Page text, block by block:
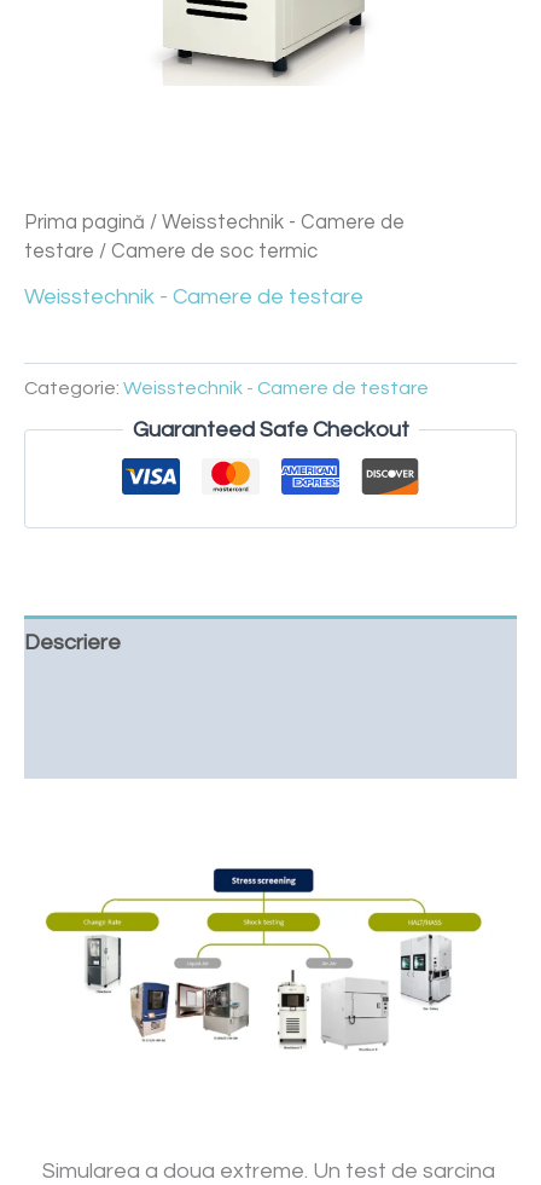
Prima pagină / Weisstechnik - Camere de
testare / Camere de soc termic
Weisstechnik - Camere de testare
Categorie: Weisstechnik - Camere de testare
Guaranteed Safe Checkout
Descriere
Simularea a doua extreme. Un test de sarcina